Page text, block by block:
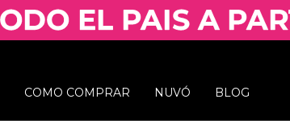
COMO COMPRAR NUVÓ BLOG